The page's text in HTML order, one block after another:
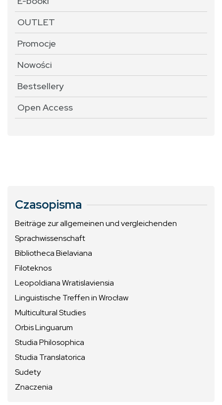
OUTLET
Promocje
Nowości
Bestsellery
Open Access
Czasopisma
Beiträge zur allgemeinen und vergleichenden
Sprachwissenschaft
Bibliotheca Bielaviana
Filoteknos
Leopoldiana Wratislaviensia
Linguistische Treffen in Wrocław
Multicultural Studies
Orbis Linguarum
Studia Philosophica
Studia Translatorica
Sudety
Znaczenia